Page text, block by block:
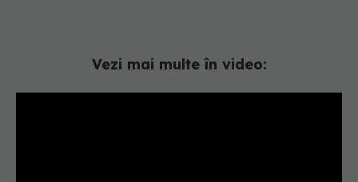
Vezi mai multe în video: